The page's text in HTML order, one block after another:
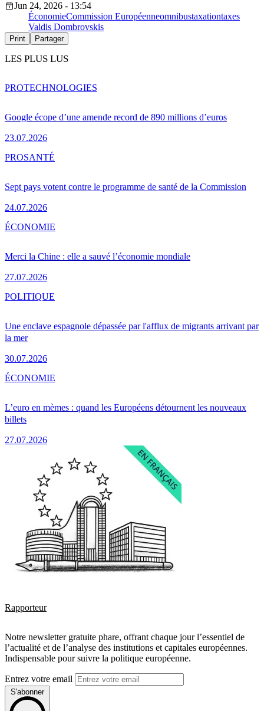
Jun 24, 2026 - 13:54
ÉconomieCommission Européenneomnibustaxationtaxes
Valdis Dombrovskis
Print Partager
LES PLUS LUS
Google écope d’une amende record de 890 millions d’euros
23.07.2026
PROTECHNOLOGIES
Sept pays votent contre le programme de santé de la Commission
24.07.2026
PROSANTÉ
Merci la Chine : elle a sauvé l’économie mondiale
27.07.2026
ÉCONOMIE
Une enclave espagnole dépassée par l'afflux de migrants arrivant par
la mer
30.07.2026
POLITIQUE
L’euro en mèmes : quand les Européens détournent les nouveaux
billets
27.07.2026
ÉCONOMIE
Rapporteur
Notre newsletter gratuite phare, offrant chaque jour l’essentiel de
l’actualité et de l’analyse des institutions et capitales européennes.
Indispensable pour suivre la politique européenne.
Entrez votre email
S'abonner